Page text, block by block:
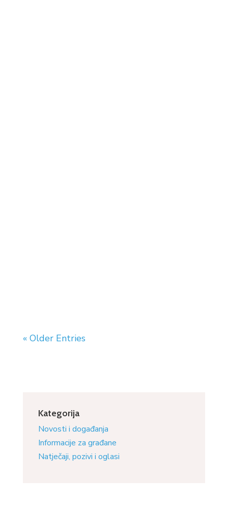
« Older Entries
Kategorija
Novosti i događanja
Informacije za građane
Natječaji, pozivi i oglasi